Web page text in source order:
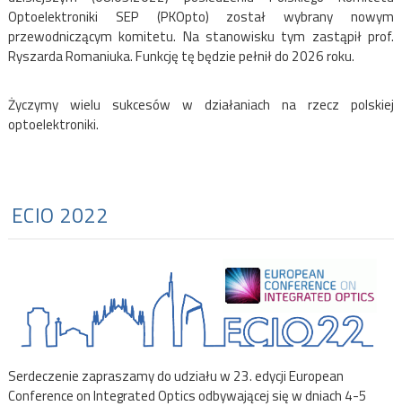
Optoelektroniki SEP (PKOpto) został wybrany nowym
przewodniczącym komitetu. Na stanowisku tym zastąpił prof.
Ryszarda Romaniuka. Funkcję tę będzie pełnił do 2026 roku.
Życzymy wielu sukcesów w działaniach na rzecz polskiej
optoelektroniki.
ECIO 2022
Serdeczenie zapraszamy do udziału w 23. edycji European
Conference on Integrated Optics odbywającej się w dniach 4-5